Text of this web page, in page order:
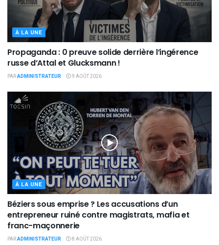
À LA UNE
Propaganda : 0 preuve solide derrière l’ingérence
russe d’Attal et Glucksmann !
PARADMINISTRATEUR 9 AOÛT 2026
À LA UNE
Béziers sous emprise ? Les accusations d’un
entrepreneur ruiné contre magistrats, mafia et
franc-maçonnerie
PARADMINISTRATEUR 8 AOÛT 2026